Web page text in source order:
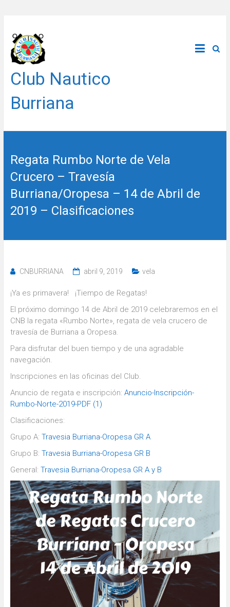
contenido
Club Nautico
Burriana
Regata Rumbo Norte de Vela
Crucero – Travesía
Burriana/Oropesa – 14 de Abril de
2019 – Clasificaciones
CNBURRIANA abril 9, 2019 vela
¡Ya es primavera! ¡Tiempo de Regatas!
El próximo domingo 14 de Abril de 2019 celebraremos en el
CNB la regata «Rumbo Norte», regata de vela crucero de
travesía de Burriana a Oropesa.
Para disfrutar del buen tiempo y de una agradable
navegación.
Inscripciones en las oficinas del Club.
Anuncio de regata e inscripción: Anuncio-Inscripción-
Rumbo-Norte-2019-PDF (1)
Clasificaciones:
Grupo A: Travesia Burriana-Oropesa GR A
Grupo B: Travesia Burriana-Oropesa GR B
General: Travesia Burriana-Oropesa GR A y B